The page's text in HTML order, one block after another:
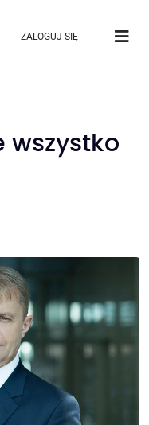
ZALOGUJ SIĘ
wszystko